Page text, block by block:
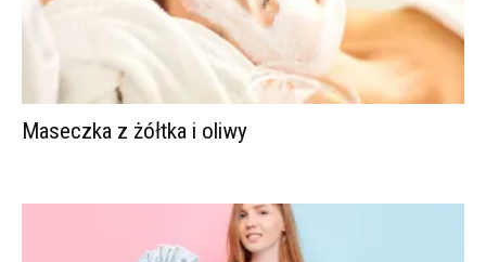
Maseczka z żółtka i oliwy